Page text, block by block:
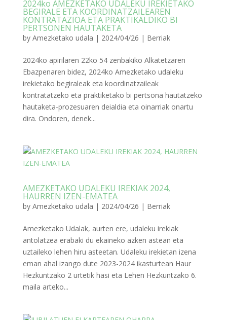
2024ko AMEZKETAKO UDALEKU IREKIETAKO
BEGIRALE ETA KOORDINATZAILEAREN
KONTRATAZIOA ETA PRAKTIKALDIKO BI
PERTSONEN HAUTAKETA
by Amezketako udala | 2024/04/26 | Berriak
2024ko apirilaren 22ko 54 zenbakiko Alkatetzaren
Ebazpenaren bidez, 2024ko Amezketako udaleku
irekietako begiraleak eta koordinatzaileak
kontratatzeko eta praktiketako bi pertsona hautatzeko
hautaketa-prozesuaren deialdia eta oinarriak onartu
dira. Ondoren, denek...
AMEZKETAKO UDALEKU IREKIAK 2024,
HAURREN IZEN-EMATEA
by Amezketako udala | 2024/04/26 | Berriak
Amezketako Udalak, aurten ere, udaleku irekiak
antolatzea erabaki du ekaineko azken astean eta
uztaileko lehen hiru asteetan. Udaleku irekietan izena
eman ahal izango dute 2023-2024 ikasturtean Haur
Hezkuntzako 2 urtetik hasi eta Lehen Hezkuntzako 6.
maila arteko...